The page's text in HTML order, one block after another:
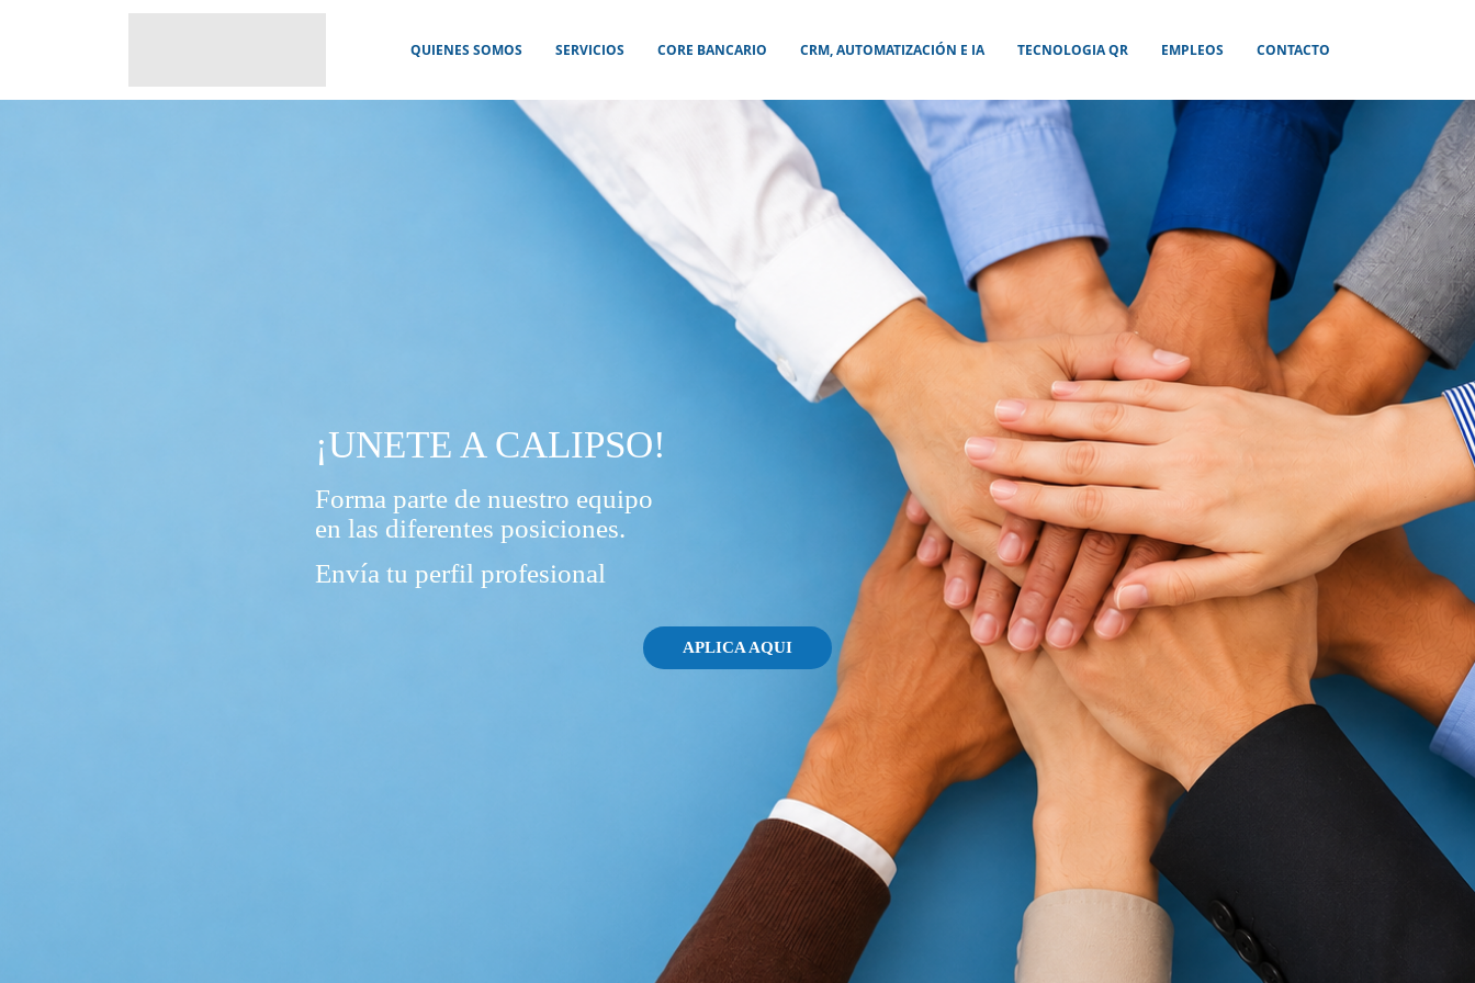
QUIENES SOMOS SERVICIOS CORE BANCARIO CRM, AUTOMATIZACIÓN E IA TECNOLOGIA QR EMPLEOS CONTACTO
¡UNETE A CALIPSO!
Forma parte de nuestro equipo
en las diferentes posiciones.
Envía tu perfil profesional
APLICA AQUI